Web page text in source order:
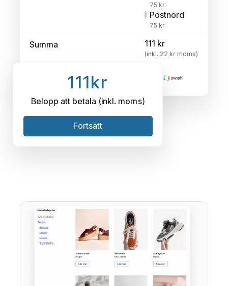
111kr
Belopp att betala (inkl. moms)
Fortsätt
75 kr
Postnord
75 kr
Summa 111 kr
(inkl. 22 kr moms)